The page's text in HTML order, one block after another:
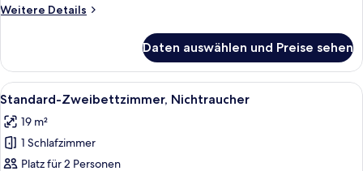
Weitere Details
Weitere
Doppelzimmer,
Nichtraucher
Daten auswählen und Preise sehen
Alle
Fotos
für
Standard-
Zweibettzimmer,
Ein Hotelzimmer mit zwei großen
3
Standard-Zweibettzimmer, Nichtraucher
19 m²
1 Schlafzimmer
Platz für 2 Personen